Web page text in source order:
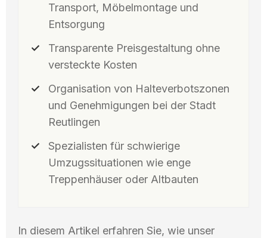
Transport, Möbelmontage und
Entsorgung
Transparente Preisgestaltung ohne
versteckte Kosten
Organisation von Halteverbotszonen
und Genehmigungen bei der Stadt
Reutlingen
Spezialisten für schwierige
Umzugssituationen wie enge
Treppenhäuser oder Altbauten
In diesem Artikel erfahren Sie, wie unser